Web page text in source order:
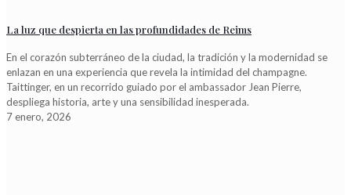
La luz que despierta en las profundidades de Reims
En el corazón subterráneo de la ciudad, la tradición y la modernidad se
enlazan en una experiencia que revela la intimidad del champagne.
Taittinger, en un recorrido guiado por el ambassador Jean Pierre,
despliega historia, arte y una sensibilidad inesperada.
7 enero, 2026